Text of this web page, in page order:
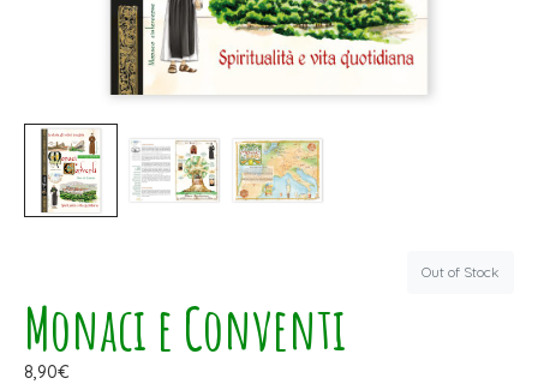
Out of Stock
Monaci e Conventi
8,90€